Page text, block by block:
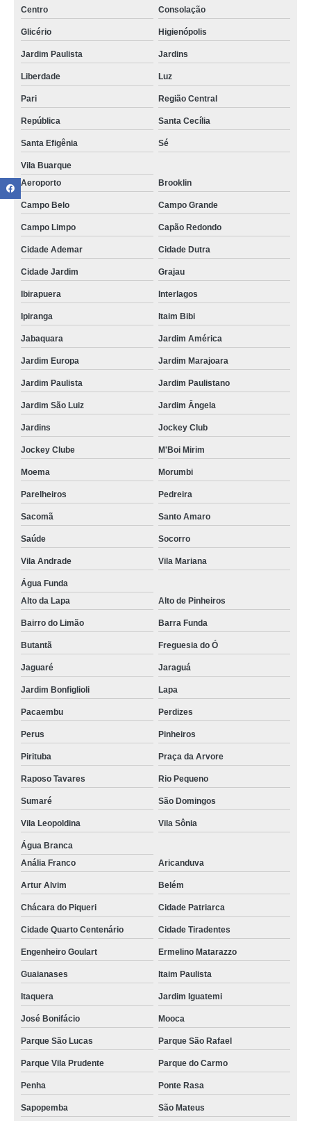
Centro Consolação
Glicério Higienópolis
Jardim Paulista Jardins
Liberdade Luz
Pari Região Central
República Santa Cecília
Santa Efigênia Sé
Vila Buarque
Aeroporto
Brooklin
Campo Belo Campo Grande
Campo Limpo Capão Redondo
Cidade Ademar Cidade Dutra
Cidade Jardim Grajau
Ibirapuera Interlagos
Ipiranga Itaim Bibi
Jabaquara Jardim América
Jardim Europa Jardim Marajoara
Jardim Paulista Jardim Paulistano
Jardim São Luiz Jardim Ângela
Jardins Jockey Club
Jockey Clube M'Boi Mirim
Moema Morumbi
Parelheiros Pedreira
Sacomã Santo Amaro
Saúde Socorro
Vila Andrade Vila Mariana
Água Funda
Alto da Lapa
Alto de Pinheiros
Bairro do Limão Barra Funda
Butantã Freguesia do Ó
Jaguaré Jaraguá
Jardim Bonfiglioli Lapa
Pacaembu Perdizes
Perus Pinheiros
Pirituba Praça da Arvore
Raposo Tavares Rio Pequeno
Sumaré São Domingos
Vila Leopoldina Vila Sônia
Água Branca
Anália Franco
Aricanduva
Artur Alvim Belém
Chácara do Piqueri Cidade Patriarca
Cidade Quarto Centenário Cidade Tiradentes
Engenheiro Goulart Ermelino Matarazzo
Guaianases Itaim Paulista
Itaquera Jardim Iguatemi
José Bonifácio Mooca
Parque São Lucas Parque São Rafael
Parque Vila Prudente Parque do Carmo
Penha Ponte Rasa
Sapopemba São Mateus